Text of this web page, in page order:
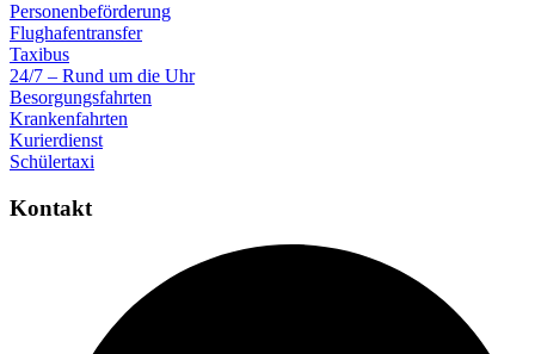
Personenbeförderung
Flughafentransfer
Taxibus
24/7 – Rund um die Uhr
Besorgungsfahrten
Krankenfahrten
Kurierdienst
Schülertaxi
Kontakt